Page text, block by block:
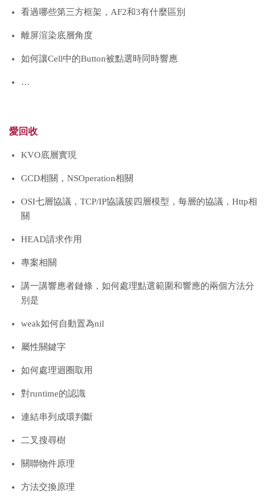
看過哪些第三方框架，AF2和3有什麼區別
離屏渲染底層角度
如何讓Cell中的Button被點選時同時響應
…
愛回收
KVO底層實現
GCD相關，NSOperation相關
OSI七層協議，TCP/IP協議簇四層模型，每層的協議，Http相
關
HEAD請求作用
專案相關
講一講響應者鏈條，如何處理點選範圍和響應的兩個方法分
別是
weak如何自動置為nil
屬性關鍵字
如何處理迴圈取用
對runtime的認識
連結串列成環判斷
二叉搜尋樹
關聯物件原理
方法交換原理